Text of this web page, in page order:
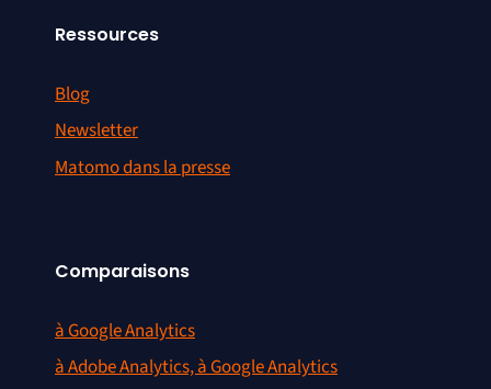
Ressources
Blog
Newsletter
Matomo dans la presse
Comparaisons
à Google Analytics
à Adobe Analytics, à Google Analytics